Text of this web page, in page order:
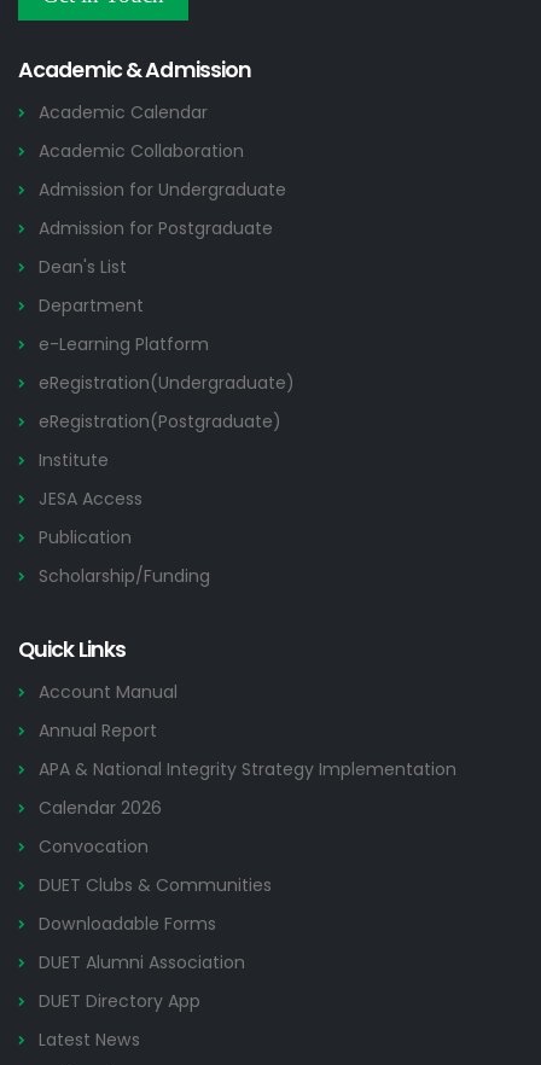
2026
Academic & Admission
Academic Calendar
Academic Collaboration
Admission for Undergraduate
Admission for Postgraduate
Dean's List
Department
e-Learning Platform
eRegistration(Undergraduate)
eRegistration(Postgraduate)
Institute
JESA Access
Publication
Scholarship/Funding
Quick Links
Account Manual
Annual Report
APA & National Integrity Strategy Implementation
Calendar 2026
Convocation
DUET Clubs & Communities
Downloadable Forms
DUET Alumni Association
DUET Directory App
Latest News